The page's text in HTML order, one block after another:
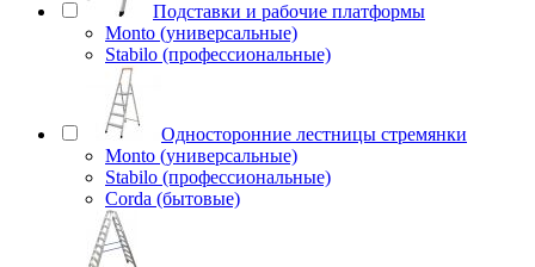
Подставки и рабочие платформы
Monto (универсальные)
Stabilo (профессиональные)
Односторонние лестницы стремянки
Monto (универсальные)
Stabilo (профессиональные)
Corda (бытовые)